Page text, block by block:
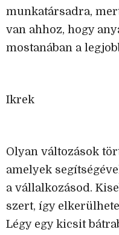
munkatársadra,
van ahhoz, hogy
mostanában a
Ikrek
Olyan változások
amelyek
a vállalkozásod.
szert, így
Légy egy kicsit